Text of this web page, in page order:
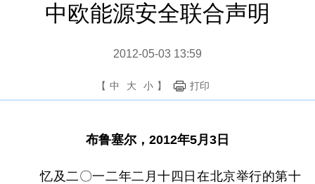
中欧能源安全联合声明
2012-05-03 13:59
【 中 大 小 】 打印
布鲁塞尔，2012年5月3日
忆及二〇一二年二月十四日在北京举行的第十